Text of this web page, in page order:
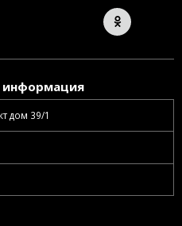
информация
дом 39/1